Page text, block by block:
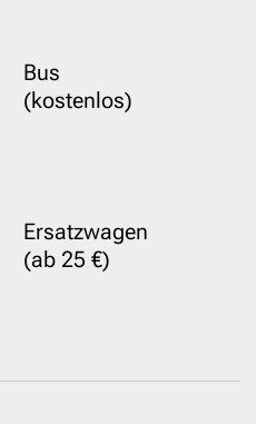
Bus
(kosten­los)
Ersatz­wagen
(ab 25 €)